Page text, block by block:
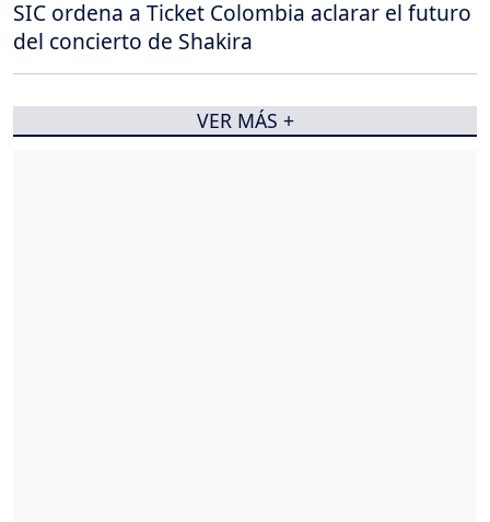
SIC ordena a Ticket Colombia aclarar el futuro
del concierto de Shakira
VER MÁS +